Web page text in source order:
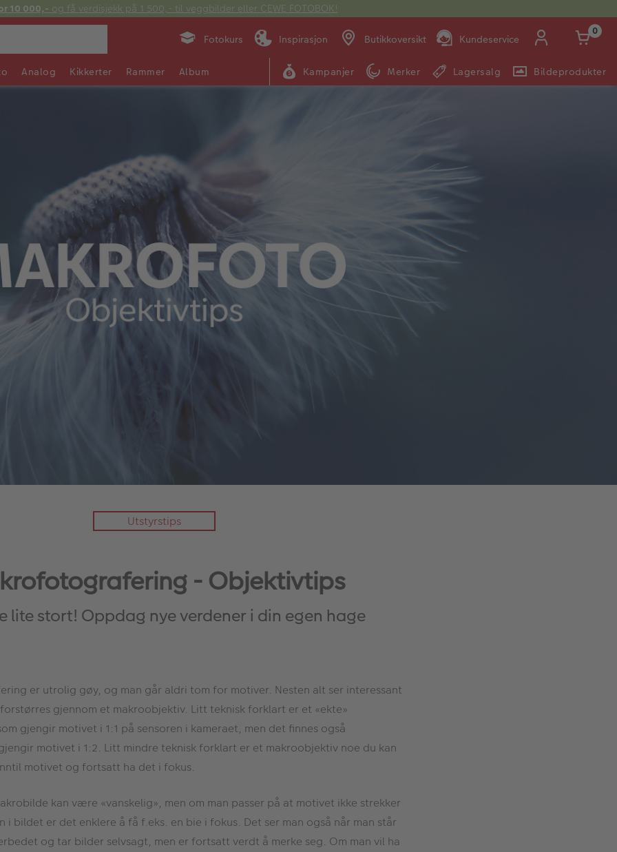
10 000,- og få verdisjekk på 1 500,- til veggbilder eller CEWE FOTOBOK!
Fotokurs Inspirasjon Butikkoversikt Kundeservice
Man -
09:00 -
14:00 -
E-post:
0
Analog Kikkerter Rammer Album Kampanjer Merker Lagersalg Bildeprodukter
Utstyrstips
- Objektivtips
lite stort! Oppdag nye verdener i din egen hage
er utrolig gøy, og man går aldri tom for motiver. Nesten alt ser interessant
gjennom et makroobjektiv. Litt teknisk forklart er et «ekte»
gjengir motivet i 1:1 på sensoren i kameraet, men det finnes også
motivet i 1:2. Litt mindre teknisk forklart er et makroobjektiv noe du kan
motivet og fortsatt ha det i fokus.
kan være «vanskelig», men om man passer på at motivet ikke strekker
i bildet er det enklere å få f.eks. en bie i fokus. Det ser man også når man står
og tar bilder selvsagt, men er fortsatt verdt å merke seg. Om man vil ha